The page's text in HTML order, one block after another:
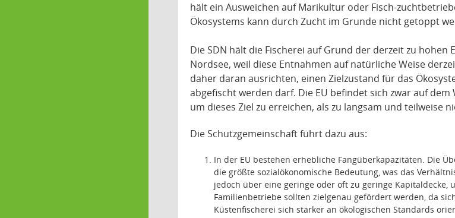
hält ein Ausweichen auf Marikultur oder Fisch-
Ökosystems kann durch Zucht im Grunde nicht getoppt
Die SDN hält die Fischerei auf Grund der derzeit zu
Nordsee, weil diese Entnahmen auf natürliche Weise
daher daran ausrichten, einen Zielzustand für das
abgefischt werden darf. Die EU befindet sich zwar auf
um dieses Ziel zu erreichen, als zu langsam und teilweise
Die Schutzgemeinschaft führt dazu aus:
In der EU bestehen erhebliche Fangüberkapazitäten. Die
die größte sozialökonomische Bedeutung, was das
jedoch über eine geringe oder oft zu geringe
Familienbetriebe sollten zielgenau gefördert werden, da
Küstenfischerei sich stärker an ökologischen Standards